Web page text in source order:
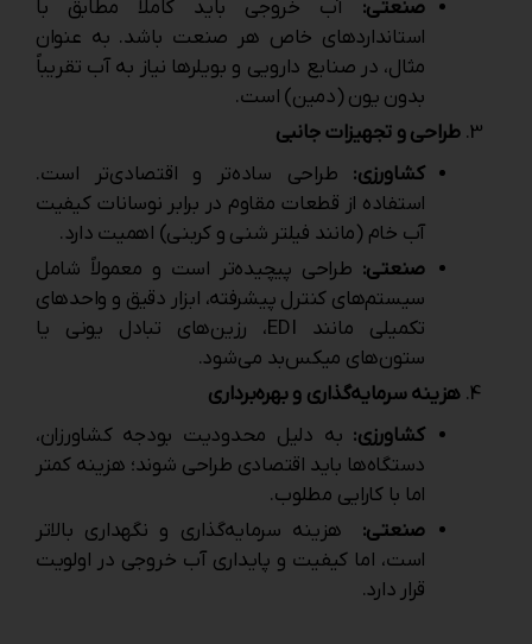
صنعتی: آب خروجی باید کاملاً مطابق با
استانداردهای خاص هر صنعت باشد. به ‌عنوان
مثال، در صنایع دارویی و بویلرها نیاز به آب تقریباً
بدون یون (دمین) است.
طراحی و تجهیزات جانبی
کشاورزی: طراحی ساده‌تر و اقتصادی‌تر است.
استفاده از قطعات مقاوم در برابر نوسانات کیفیت
آب خام (مانند فیلتر شنی و کربنی) اهمیت دارد.
صنعتی: طراحی پیچیده‌تر است و معمولاً شامل
سیستم‌های کنترل پیشرفته، ابزار دقیق و واحدهای
تکمیلی مانند EDI، رزین‌های تبادل یونی یا
ستون‌های میکس‌بد می‌شود.
هزینه سرمایه‌گذاری و بهره‌برداری
کشاورزی: به دلیل محدودیت بودجه کشاورزان،
دستگاه‌ها باید اقتصادی طراحی شوند؛ هزینه کمتر
اما با کارایی مطلوب.
صنعتی:
هزینه سرمایه‌گذاری و نگهداری بالاتر
است، اما کیفیت و پایداری آب خروجی در اولویت
قرار دارد.